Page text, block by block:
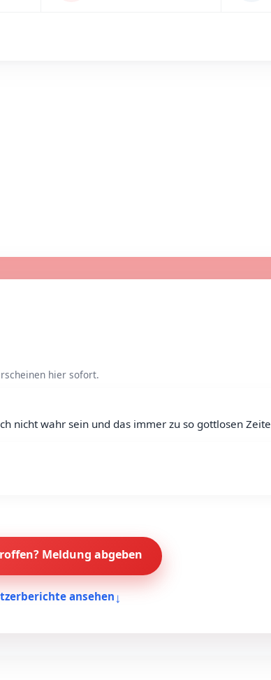
hier sofort.
nicht wahr sein und das immer zu so gottlosen
Meldung abgeben
ansehen↓